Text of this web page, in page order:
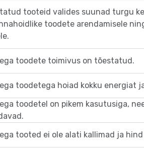
tooteid valides suunad turgu
toodete arendamisele
toodete toimivus on tõestatud.
toodetega hoiad kokku energiat
toodetel on pikem kasutusiga,
tooted ei ole alati kallimad ja